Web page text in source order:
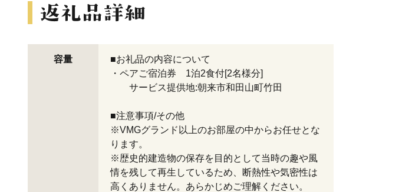
容量
■お礼品の内容について
・ペアご宿泊券 1泊2食付[2名様分]
サービス提供地:朝来市和田山町竹田
■注意事項/その他
※VMGグランド以上のお部屋の中からお任せとな
ります。
※歴史的建造物の保存を目的として当時の趣や風
情を残して再生しているため、断熱性や気密性は
高くありません。あらかじめご理解ください。